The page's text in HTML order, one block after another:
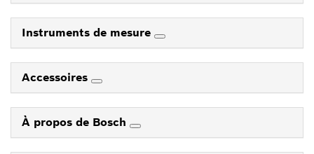
Instruments de mesure
Accessoires
À propos de Bosch